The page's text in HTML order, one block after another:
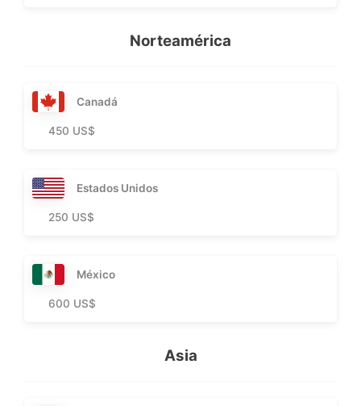
Norteamérica
Canadá
450 US$
Estados Unidos
250 US$
México
600 US$
Asia